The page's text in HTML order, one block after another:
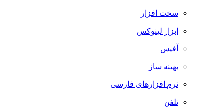
سخت افزار
ابزار لینوکس
آفیس
بهینه ساز
نرم افزارهای فارسی
تلفن